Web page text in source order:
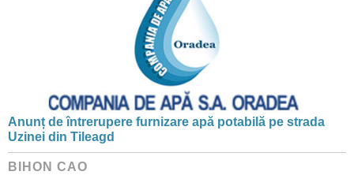
Anunț de întrerupere furnizare apă potabilă pe strada
Uzinei din Tileagd
BIHON CAO